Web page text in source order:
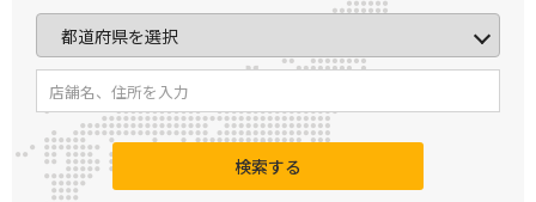
検索する